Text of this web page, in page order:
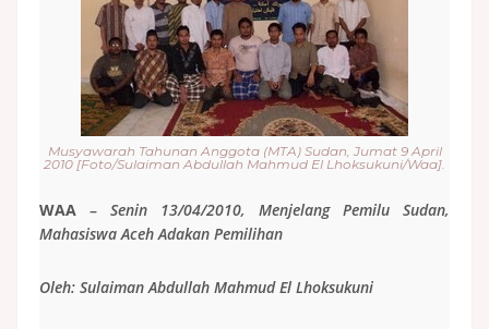
Musyawarah Tahunan Anggota (MTA) Sudan, Jumat 9 April
2010 [Foto/Sulaiman Abdullah Mahmud El Lhoksukuni/Waa].
WAA – Senin 13/04/2010, Menjelang Pemilu Sudan,
Mahasiswa Aceh Adakan Pemilihan
Oleh: Sulaiman Abdullah Mahmud El Lhoksukuni